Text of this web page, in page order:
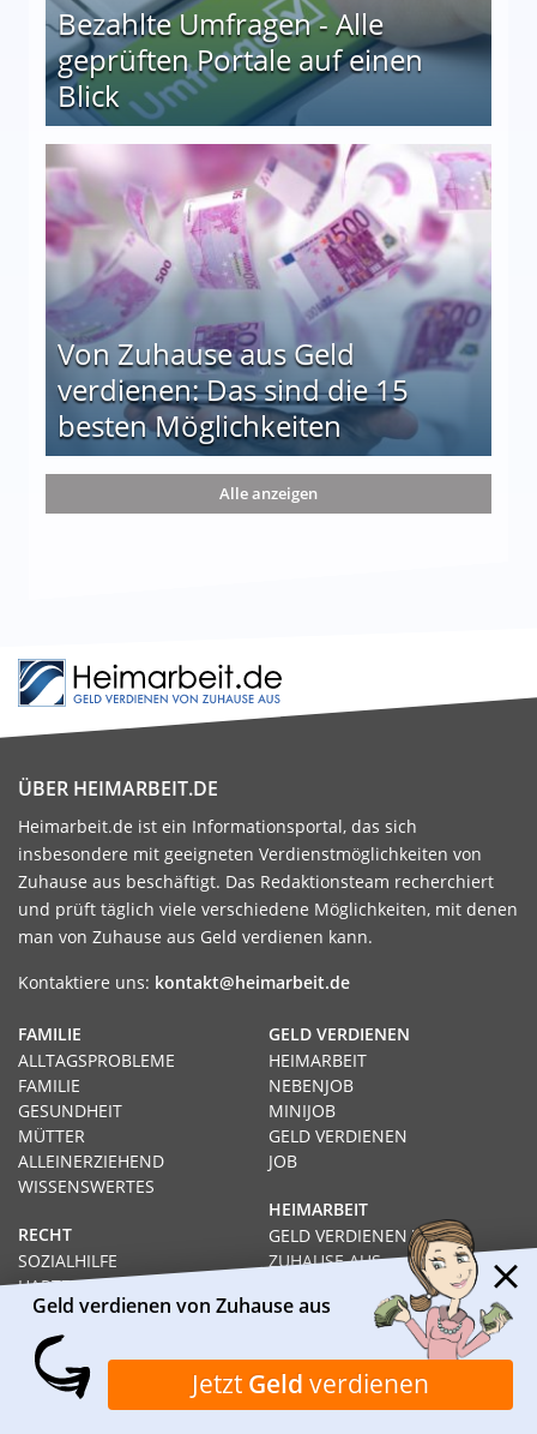
Bezahlte Umfragen - Alle
geprüften Portale auf einen
Blick
auf einen Blick
Von Zuhause aus Geld
verdienen: Das sind die 15
besten Möglichkeiten
die 15 besten Möglichkeiten
Alle anzeigen
ÜBER HEIMARBEIT.DE
Heimarbeit.de ist ein Informationsportal, das sich
insbesondere mit geeigneten Verdienstmöglichkeiten von
Zuhause aus beschäftigt. Das Redaktionsteam recherchiert
und prüft täglich viele verschiedene Möglichkeiten, mit denen
man von Zuhause aus Geld verdienen kann.
Kontaktiere uns: kontakt@heimarbeit.de
GELD VERDIENEN
HEIMARBEIT
NEBENJOB
MINIJOB
GELD VERDIENEN
JOB
HEIMARBEIT
GELD VERDIENEN VON
ZUHAUSE AUS
SCHNELL GELD VERDIENEN
KARRIERE
AUSBILDUNG
STUDIUM
FAMILIE
ALLTAGSPROBLEME
FAMILIE
GESUNDHEIT
MÜTTER
ALLEINERZIEHEND
WISSENSWERTES
RECHT
SOZIALHILFE
HARTZ IV
ARBEITSLOS
RECHT
Geld verdienen von Zuhause aus
Jetzt Geld verdienen